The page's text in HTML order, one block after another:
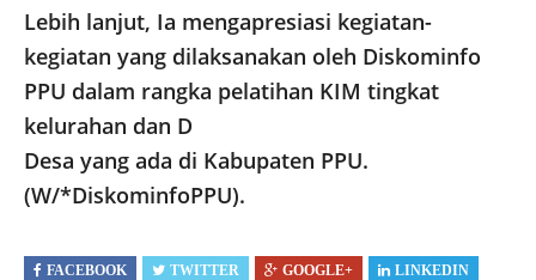
Lebih lanjut, Ia mengapresiasi kegiatan-
kegiatan yang dilaksanakan oleh Diskominfo
PPU dalam rangka pelatihan KIM tingkat
kelurahan dan D
Desa yang ada di Kabupaten PPU.
(W/*DiskominfoPPU).
FACEBOOK TWITTER GOOGLE+
LINKEDIN